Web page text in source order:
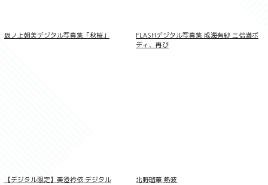
【デジタル限定 YJ PHOTO BOOK】片田陽
依写真集「羽色日和」
坂ノ上朝美デジタル写真集「秋桜」
FLASHデジタル写真集 成海有紗 三倍満ボ
ディ、再び
【デジタル限定】美澄衿依 デジタル
北野瑠華 熱波